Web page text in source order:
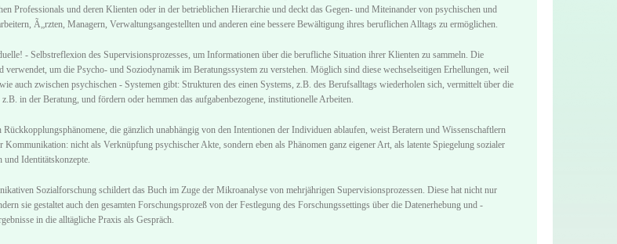
Professionals und deren Klienten oder in der betrieblichen Hierarchie und deckt das Gegen- und Miteinander von psychischen und
Ã„rzten, Managern, Verwaltungsangestellten und anderen eine bessere Bewältigung ihres beruflichen Alltags zu ermöglichen.
- Selbstreflexion des Supervisionsprozesses, um Informationen über die berufliche Situation ihrer Klienten zu sammeln. Die
um die Psycho- und Soziodynamik im Beratungssystem zu verstehen. Möglich sind diese wechselseitigen Erhellungen, weil
auch zwischen psychischen - Systemen gibt: Strukturen des einen Systems, z.B. des Berufsalltags wiederholen sich, vermittelt über die
in der Beratung, und fördern oder hemmen das aufgabenbezogene, institutionelle Arbeiten.
die gänzlich unabhängig von den Intentionen der Individuen ablaufen, weist Beratern und Wissenschaftlern
Kommunikation: nicht als Verknüpfung psychischer Akte, sondern eben als Phänomen ganz eigener Art, als latente Spiegelung sozialer
Identitätskonzepte.
Sozialforschung schildert das Buch im Zuge der Mikroanalyse von mehrjährigen Supervisionsprozessen. Diese hat nicht nur
sie gestaltet auch den gesamten Forschungsprozeß von der Festlegung des Forschungssettings über die Datenerhebung und -
in die alltägliche Praxis als Gespräch.